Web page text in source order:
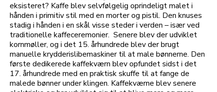
eksisteret? Kaffe blev selvfølgelig oprindeligt malet i
hånden i primitiv stil med en morter og pistil. Den knuses
stadig i hånden i en skål visse steder i verden – især ved
traditionelle kaffeceremonier. Senere blev der udviklet
kornmøller, og i det 15. århundrede blev der brugt
manuelle krydderislibemaskiner til at male bønnerne. Den
første dedikerede kaffekværn blev opfundet sidst i det
17. århundrede med en praktisk skuffe til at fange de
malede bønner under klingen. Kaffekværne blev senere